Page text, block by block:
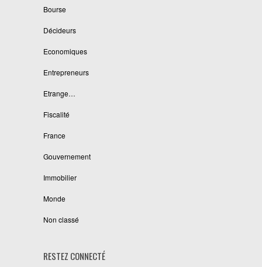
Bourse
Décideurs
Economiques
Entrepreneurs
Etrange…
Fiscalité
France
Gouvernement
Immobilier
Monde
Non classé
RESTEZ CONNECTÉ